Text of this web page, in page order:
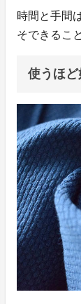
時間と手間
そできるこ
使うほど